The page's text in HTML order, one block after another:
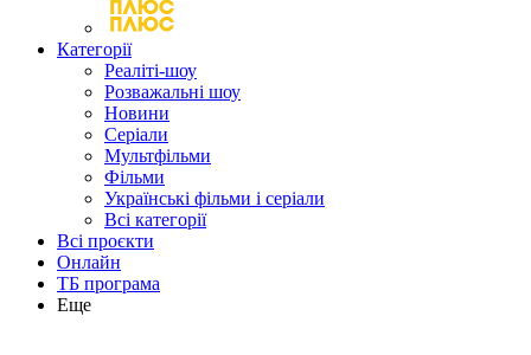
Категорії
Реаліті-шоу
Розважальні шоу
Новини
Серіали
Мультфільми
Фільми
Українські фільми і серіали
Всі категорії
Всі проєкти
Онлайн
ТБ програма
Еще